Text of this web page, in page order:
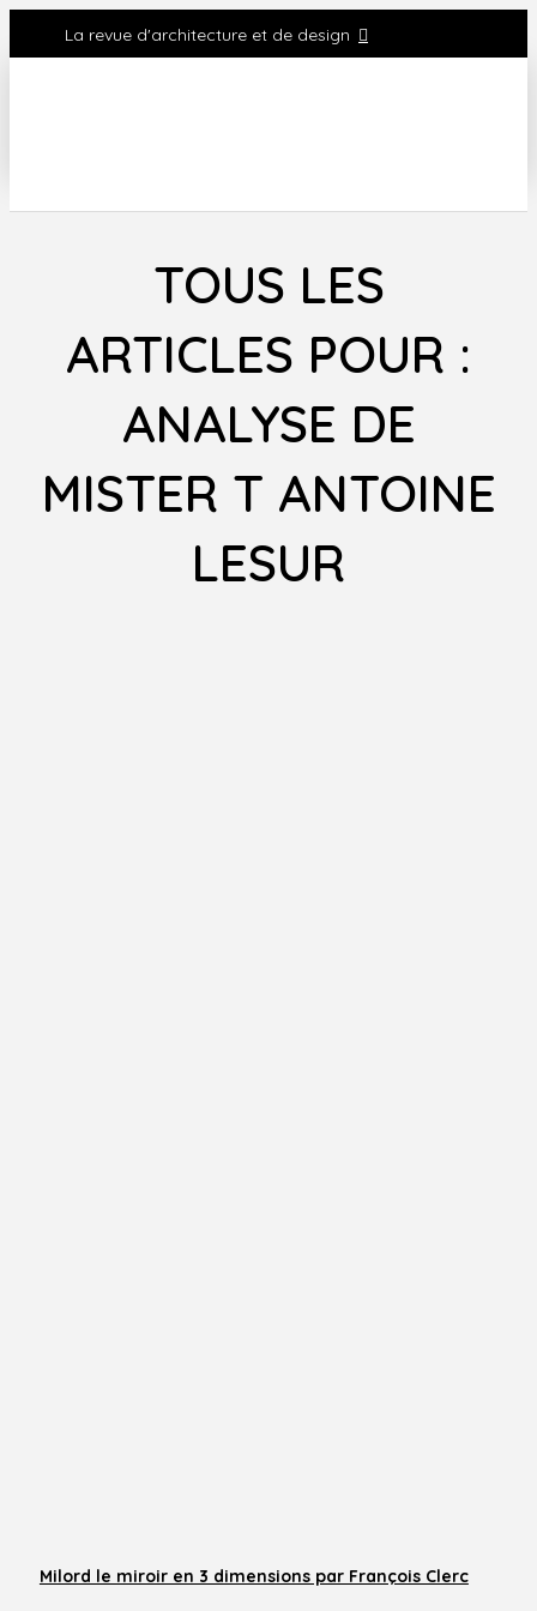
La revue d'architecture et de design
TOUS LES
ARTICLES POUR :
ANALYSE DE
MISTER T ANTOINE
LESUR
Milord le miroir en 3 dimensions par François Clerc